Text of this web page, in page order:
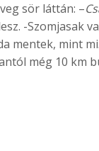
sör láttán: –
-Szomjasak
mentek, mint
még 10 km